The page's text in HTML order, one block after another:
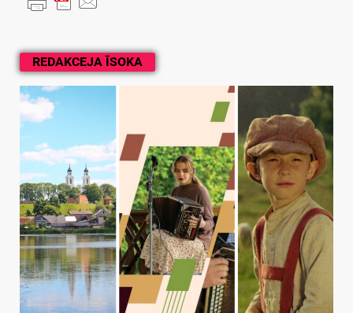
REDAKCEJA ĪSOKA